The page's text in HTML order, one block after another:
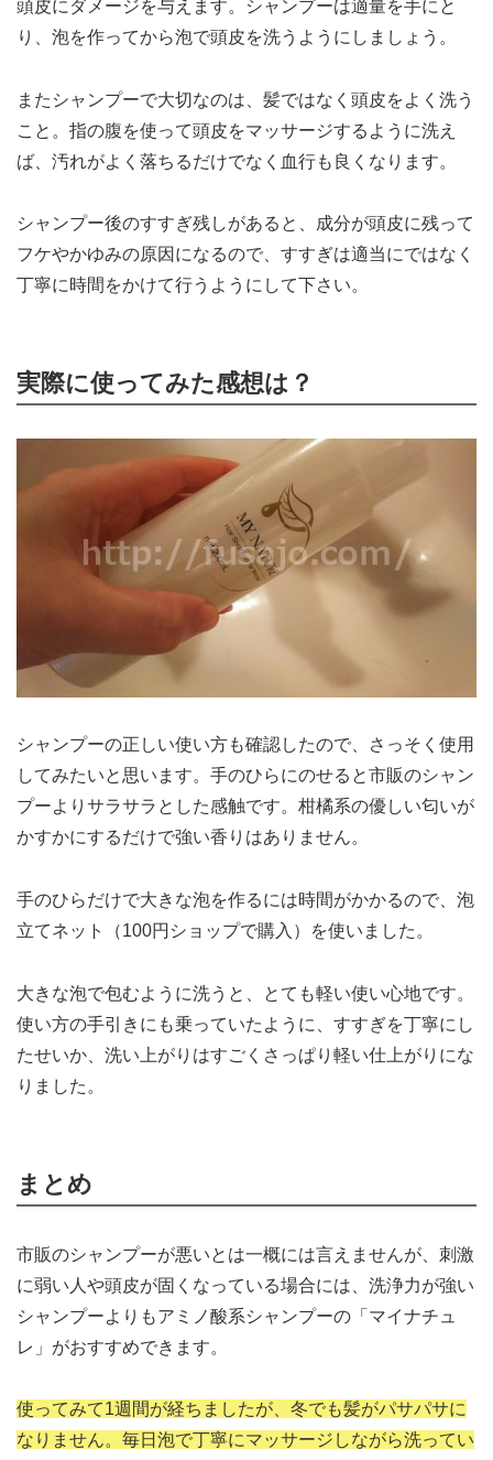
頭皮にダメージを与えます。シャンプーは適量を手にと
り、泡を作ってから泡で頭皮を洗うようにしましょう。
またシャンプーで大切なのは、髪ではなく頭皮をよく洗う
こと。指の腹を使って頭皮をマッサージするように洗え
ば、汚れがよく落ちるだけでなく血行も良くなります。
シャンプー後のすすぎ残しがあると、成分が頭皮に残って
フケやかゆみの原因になるので、すすぎは適当にではなく
丁寧に時間をかけて行うようにして下さい。
実際に使ってみた感想は？
シャンプーの正しい使い方も確認したので、さっそく使用
してみたいと思います。手のひらにのせると市販のシャン
プーよりサラサラとした感触です。柑橘系の優しい匂いが
かすかにするだけで強い香りはありません。
手のひらだけで大きな泡を作るには時間がかかるので、泡
立てネット（100円ショップで購入）を使いました。
大きな泡で包むように洗うと、とても軽い使い心地です。
使い方の手引きにも乗っていたように、すすぎを丁寧にし
たせいか、洗い上がりはすごくさっぱり軽い仕上がりにな
りました。
まとめ
市販のシャンプーが悪いとは一概には言えませんが、刺激
に弱い人や頭皮が固くなっている場合には、洗浄力が強い
シャンプーよりもアミノ酸系シャンプーの「マイナチュ
レ」がおすすめできます。
使ってみて1週間が経ちましたが、冬でも髪がパサパサに
なりません。毎日泡で丁寧にマッサージしながら洗ってい